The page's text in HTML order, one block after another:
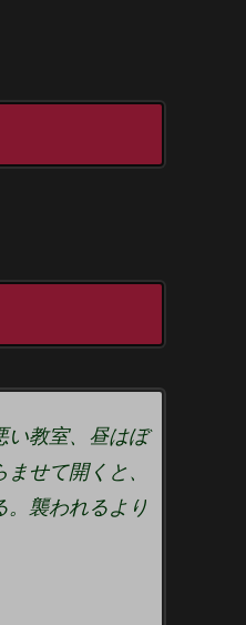
い教室、昼はぼ
せて開くと、
襲われるより